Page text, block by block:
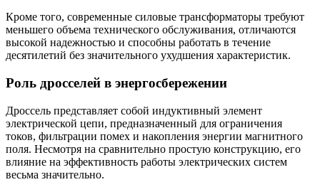
Кроме того, современные силовые трансформаторы требуют
меньшего объема технического обслуживания, отличаются
высокой надежностью и способны работать в течение
десятилетий без значительного ухудшения характеристик.
Роль дросселей в энергосбережении
Дроссель представляет собой индуктивный элемент
электрической цепи, предназначенный для ограничения
токов, фильтрации помех и накопления энергии магнитного
поля. Несмотря на сравнительно простую конструкцию, его
влияние на эффективность работы электрических систем
весьма значительно.